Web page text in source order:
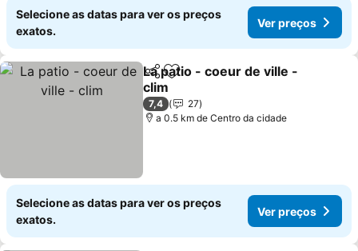
Selecione as datas para ver os preços
exatos.
Ver preços
PartilharAdicionar aos favoritos
La patio - coeur de ville -
clim
7,4
27
a 0.5 km de Centro da cidade
Selecione as datas para ver os preços
exatos.
Ver preços